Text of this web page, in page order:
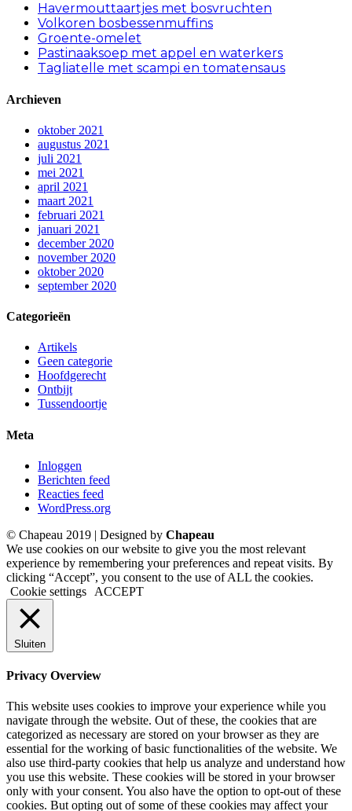
Havermouttaartjes met bosvruchten
Volkoren bosbessenmuffins
Groente-omelet
Pastinaaksoep met appel en waterkers
Tagliatelle met scampi en tomatensaus
Archieven
oktober 2021
augustus 2021
juli 2021
mei 2021
april 2021
maart 2021
februari 2021
januari 2021
december 2020
november 2020
oktober 2020
september 2020
Categorieën
Artikels
Geen categorie
Hoofdgerecht
Ontbijt
Tussendoortje
Meta
Inloggen
Berichten feed
Reacties feed
WordPress.org
© Chapeau 2019 | Designed by Chapeau
We use cookies on our website to give you the most relevant
experience by remembering your preferences and repeat visits. By
clicking “Accept”, you consent to the use of ALL the cookies.
Cookie settings
ACCEPT
Sluiten
Privacy Overview
This website uses cookies to improve your experience while you
navigate through the website. Out of these, the cookies that are
categorized as necessary are stored on your browser as they are
essential for the working of basic functionalities of the website. We
also use third-party cookies that help us analyze and understand how
you use this website. These cookies will be stored in your browser
only with your consent. You also have the option to opt-out of these
cookies. But opting out of some of these cookies may affect your